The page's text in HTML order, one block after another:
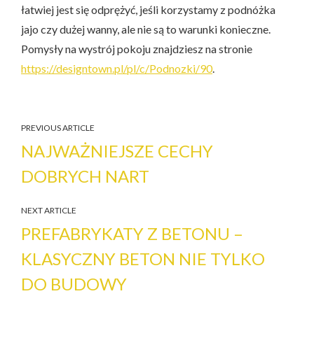
łatwiej jest się odprężyć, jeśli korzystamy z podnóżka
jajo czy dużej wanny, ale nie są to warunki konieczne.
Pomysły na wystrój pokoju znajdziesz na stronie
https://designtown.pl/pl/c/Podnozki/90.
PREVIOUS ARTICLE
NAJWAŻNIEJSZE CECHY
DOBRYCH NART
NEXT ARTICLE
PREFABRYKATY Z BETONU –
KLASYCZNY BETON NIE TYLKO
DO BUDOWY